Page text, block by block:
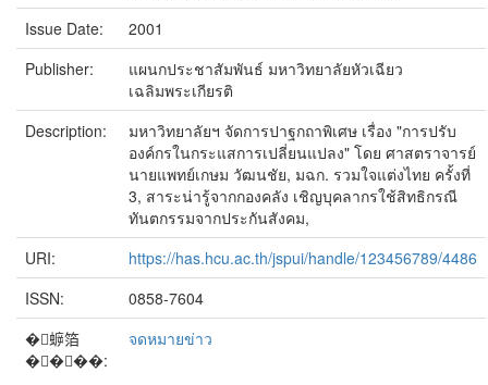
Issue Date:
2001
Publisher:
แผนกประชาสัมพันธ์ มหาวิทยาลัยหัวเฉียว
เฉลิมพระเกียรติ
Description:
มหาวิทยาลัยฯ จัดการปาฐกถาพิเศษ เรื่อง "การปรับ
องค์กรในกระแสการเปลี่ยนแปลง" โดย ศาสตราจารย์
นายแพทย์เกษม วัฒนชัย, มฉก. รวมใจแต่งไทย ครั้งที่
3, สาระน่ารู้จากกองคลัง เชิญบุคลากรใช้สิทธิกรณี
ทันตกรรมจากประกันสังคม,
URI:
https://has.hcu.ac.th/jspui/handle/123456789/4486
ISSN:
0858-7604
�蝷箔
����:
จดหมายข่าว